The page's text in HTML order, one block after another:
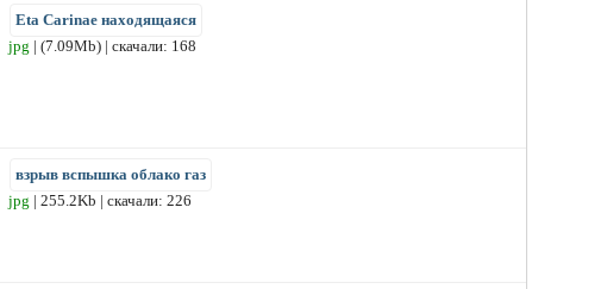
Eta Carinae находящаяся
jpg | (7.09Mb) | скачали: 168
взрыв вспышка облако газ
jpg | 255.2Kb | скачали: 226